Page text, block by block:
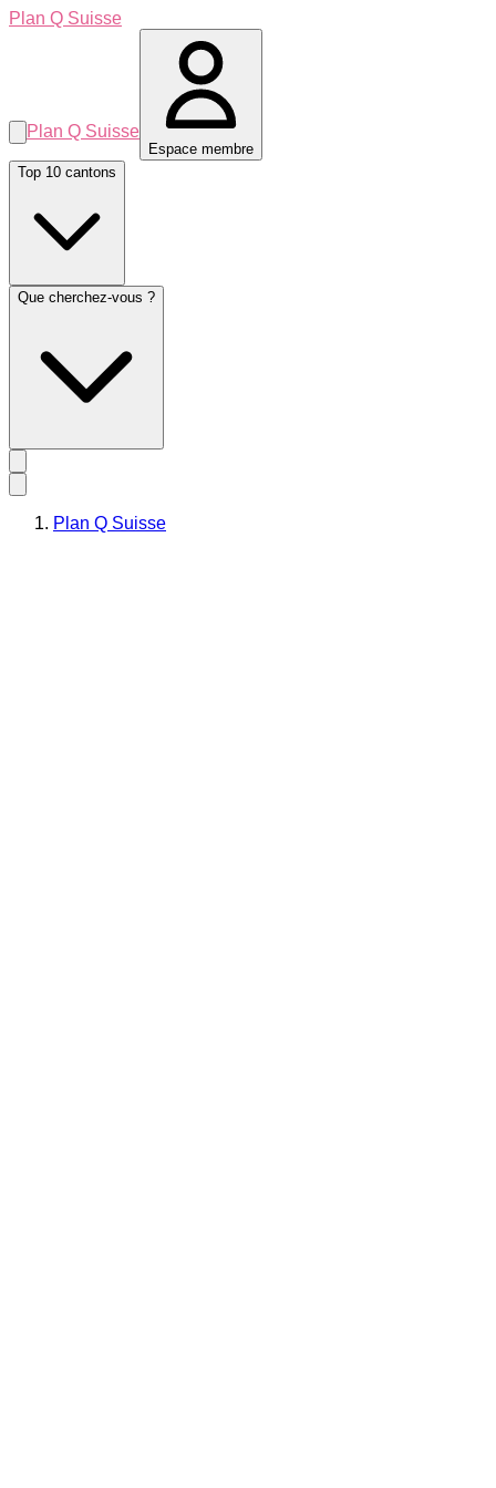
Plan Q Suisse
Plan Q Suisse
Espace membre
Top 10 cantons
Que cherchez-vous ?
Plan Q Suisse